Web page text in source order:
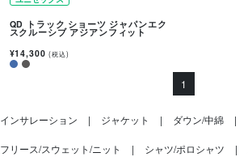
QD トラック ショーツ ジャパンエク
スクルーシブ アジアンフィット
¥14,300(税込)
1
インサレーション ジャケット ダウン/中綿
フリース/スウェット/ニット シャツ/ポロシャツ